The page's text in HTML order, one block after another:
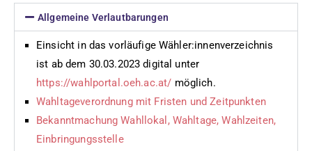
Allgemeine Verlautbarungen
Einsicht in das vorläufige Wähler:innenverzeichnis
ist ab dem 30.03.2023 digital unter
https://wahlportal.oeh.ac.at/ möglich.
Wahltageverordnung mit Fristen und Zeitpunkten
Bekanntmachung Wahllokal, Wahltage, Wahlzeiten,
Einbringungsstelle